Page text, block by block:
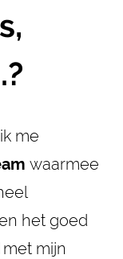
me
waarmee
het goed
mijn